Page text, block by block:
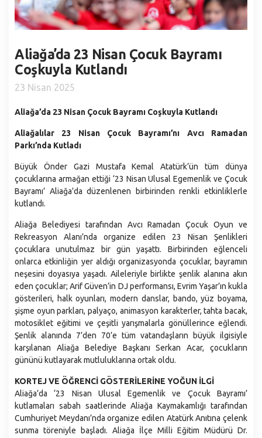
Kardeş Şehirler
Faaliyet Raporları
Performans Programları
Belediye Bütçesi
İç Kontrol Uyum Eylem Planı
Yönetmelikler
Belediye Birimleri
Başkan Yardımcılıkları
Afet İşleri ve Risk Yönetimi Müdürlüğü
Araştırma ve Geliştirme Müdürlüğü
Basın Yayın ve Halkla İlişkiler Müdürlüğü
Bilgi İşlem Müdürlüğü
Emlak ve İstimlak Müdürlüğü
Fen İşleri Müdürlüğü
Gelirler Müdürlüğü
Hukuk İşleri Müdürlüğü
İklim Değişikliği ve Sıfır Atık Müdürlüğü
İmar ve Şehircilik Müdürlüğü
İnsan Kaynakları ve Eğitim Müdürlüğü
İşletme ve İştirakler Müdürlüğü
Kültür Sanat ve Sosyal İşler Müdürlüğü
Gastronomi
Nüfus ve Demografi
Coğrafyası
Ekonomi
Aliağa Devlet Hastanesi
Kütüphaneler
Aliağa Spor ve Yaşam Merkezi
Aliağa Gençlik Merkezi
Muhtarlıklarımız
Nikah İşlemleri
Sosyal Market
Çöp Ekspres
Kültür Gezileri ve Şehitlik Ziyaretleri
Aliağa Sanat Evi (ASEV)
Aliağa’da 23 Nisan Çocuk Bayramı
Coşkuyla Kutlandı
23 Nisan 2025
Aliağa’da 23 Nisan Çocuk Bayramı Coşkuyla Kutlandı
Aliağalılar 23 Nisan Çocuk Bayramı’nı Avcı Ramadan
Parkı’nda Kutladı
Büyük Önder Gazi Mustafa Kemal Atatürk’ün tüm dünya
çocuklarına armağan ettiği ‘23 Nisan Ulusal Egemenlik ve Çocuk
Bayramı’ Aliağa’da düzenlenen birbirinden renkli etkinliklerle
kutlandı.
Aliağa Belediyesi tarafından Avcı Ramadan Çocuk Oyun ve
Rekreasyon Alanı’nda organize edilen 23 Nisan Şenlikleri
çocuklara unutulmaz bir gün yaşattı. Birbirinden eğlenceli
onlarca etkinliğin yer aldığı organizasyonda çocuklar, bayramın
neşesini doyasıya yaşadı. Aileleriyle birlikte şenlik alanına akın
eden çocuklar; Arif Güven’in DJ performansı, Evrim Yaşar’ın kukla
gösterileri, halk oyunları, modern danslar, bando, yüz boyama,
şişme oyun parkları, palyaço, animasyon karakterler, tahta bacak,
motosiklet eğitimi ve çeşitli yarışmalarla gönüllerince eğlendi.
Şenlik alanında 7’den 70’e tüm vatandaşların büyük ilgisiyle
karşılanan Aliağa Belediye Başkanı Serkan Acar, çocukların
gününü kutlayarak mutluluklarına ortak oldu.
KORTEJ VE ÖĞRENCİ GÖSTERİLERİNE YOĞUN İLGİ
Aliağa’da ‘23 Nisan Ulusal Egemenlik ve Çocuk Bayramı’
kutlamaları sabah saatlerinde Aliağa Kaymakamlığı tarafından
Cumhuriyet Meydanı’nda organize edilen Atatürk Anıtına çelenk
sunma töreniyle başladı. Aliağa İlçe Milli Eğitim Müdürü Dr.